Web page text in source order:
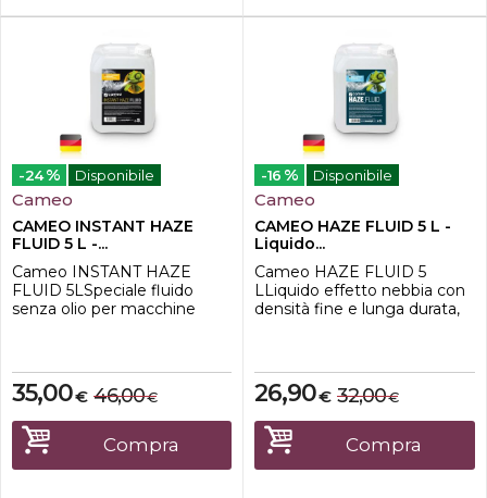
-24 % Disponibile
Cameo
CAMEO INSTANT HAZE
FLUID 5 L -...
Cameo INSTANT HAZE
FLUID 5LSpeciale fluido
senza olio per macchine
qualità per macchine del
fumo a base dacquaIdeale
per luso in TV, teatro e
discotecaCapacità 5 l100%
senza olioMade in
GermanyPronto
€
35,00 €
46,00
Compra
-16 % Disponibile
Cameo
CAMEO HAZE FLUID 5 L -
Liquido...
Cameo HAZE FLUID 5
LLiquido effetto nebbia con
densità fine e lunga durata,
base dacquaIdeale per luso
in TV, teatro e
discotecaCapacità 5 l100%
senza olioMade in
GermanyPronto
allusoInodoreBiodegradabile
€
26,90 €
32,00
Compra